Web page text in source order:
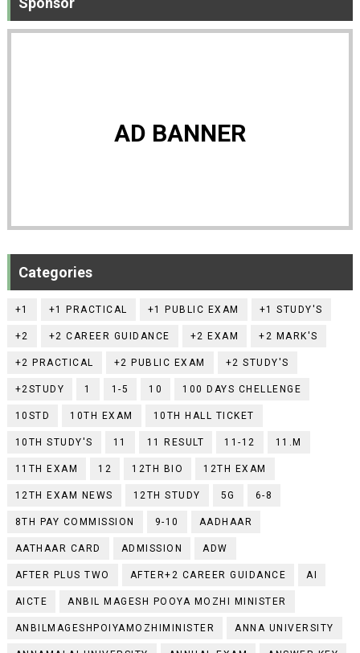
AD BANNER
Categories
+1 +1 PRACTICAL +1 PUBLIC EXAM +1 STUDY'S
+2 +2 CAREER GUIDANCE +2 EXAM +2 MARK'S
+2 PRACTICAL +2 PUBLIC EXAM +2 STUDY'S
+2STUDY 1 1-5 10 100 DAYS CHELLENGE
10STD 10TH EXAM 10TH HALL TICKET
10TH STUDY'S 11 11 RESULT 11-12 11.M
11TH EXAM 12 12TH BIO 12TH EXAM
12TH EXAM NEWS 12TH STUDY 5G 6-8
8TH PAY COMMISSION 9-10 AADHAAR
AATHAAR CARD ADMISSION ADW
AFTER PLUS TWO AFTER+2 CAREER GUIDANCE AI
AICTE ANBIL MAGESH POOYA MOZHI MINISTER
ANBILMAGESHPOIYAMOZHIMINISTER ANNA UNIVERSITY